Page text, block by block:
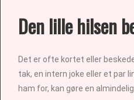
Den lille hilsen
Det er ofte kortet eller
tak, en intern joke eller et par
ham for, kan gøre en